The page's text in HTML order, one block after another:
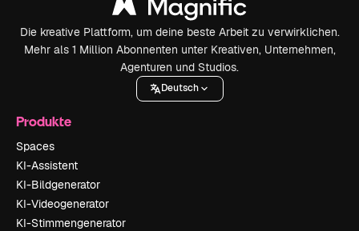
Die kreative Plattform, um deine beste Arbeit zu verwirklichen.
Mehr als 1 Million Abonnenten unter Kreativen, Unternehmen,
Agenturen und Studios.
Deutsch
Produkte
Spaces
KI-Assistent
KI-Bildgenerator
KI-Videogenerator
KI-Stimmengenerator